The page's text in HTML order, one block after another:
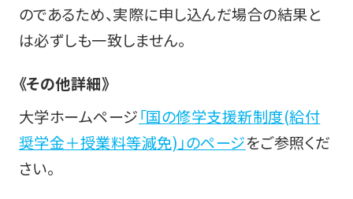
のであるため、実際に申し込んだ場合の結果と
は必ずしも一致しません。
《その他詳細》
大学ホームページ「国の修学支援新制度(給付
奨学金＋授業料等減免)」のページをご参照くだ
さい。